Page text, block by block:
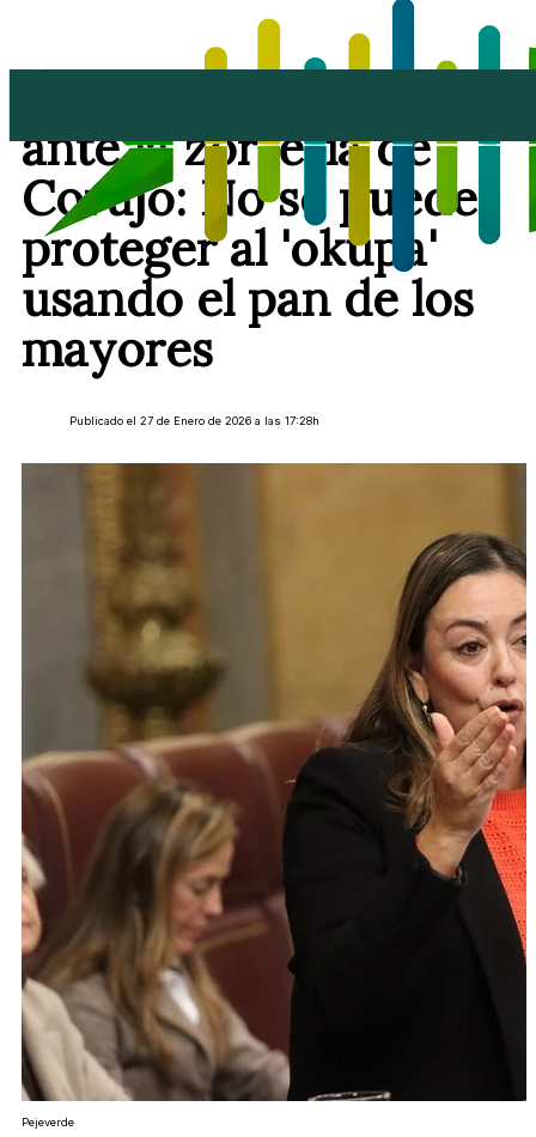
ante la zorreria de
Corujo: No se puede
proteger al 'okupa'
usando el pan de los
mayores
Publicado el 27 de Enero de 2026 a las 17:28h
Pejeverde